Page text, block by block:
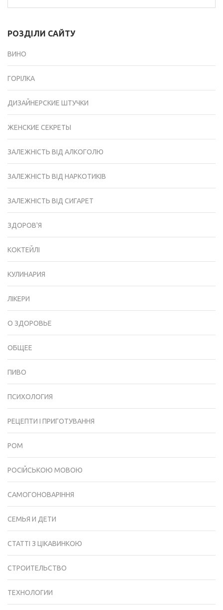
РОЗДІЛИ САЙТУ
ВИНО
ГОРІЛКА
ДИЗАЙНЕРСКИЕ ШТУЧКИ
ЖЕНСКИЕ СЕКРЕТЫ
ЗАЛЕЖНІСТЬ ВІД АЛКОГОЛЮ
ЗАЛЕЖНІСТЬ ВІД НАРКОТИКІВ
ЗАЛЕЖНІСТЬ ВІД СИГАРЕТ
ЗДОРОВ'Я
КОКТЕЙЛІ
КУЛИНАРИЯ
ЛІКЕРИ
О ЗДОРОВЬЕ
ОБЩЕЕ
ПИВО
ПСИХОЛОГИЯ
РЕЦЕПТИ І ПРИГОТУВАННЯ
РОМ
РОСІЙСЬКОЮ МОВОЮ
САМОГОНОВАРІННЯ
СЕМЬЯ И ДЕТИ
СТАТТІ З ЦІКАВИНКОЮ
СТРОИТЕЛЬСТВО
ТЕХНОЛОГИИ